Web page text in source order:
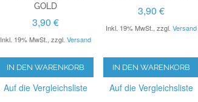
OLD
3,90 €
Inkl. 19% MwSt. ,zzgl.Versand
IN DEN WARENKORB
Auf die Vergleichsliste
3,90 €
Inkl. 19% MwSt. ,zzgl.Versand
IN DEN WARENKORB
Auf die Vergleichsliste